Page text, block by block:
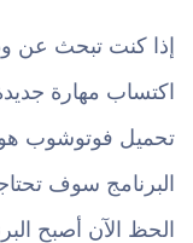
إذا كنت تبحث عن
اكتساب مهارة
تحميل فوتوشوب
البرنامج سوف
الحظ الآن أصبح